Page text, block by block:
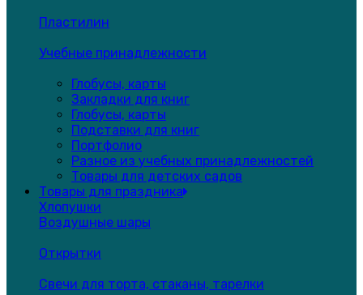
Пластилин
Учебные принадлежности
Глобусы, карты
Закладки для книг
Глобусы, карты
Подставки для книг
Портфолио
Разное из учебных принадлежностей
Товары для детских садов
Товары для праздника
Хлопушки
Воздушные шары
Открытки
Свечи для торта, стаканы, тарелки